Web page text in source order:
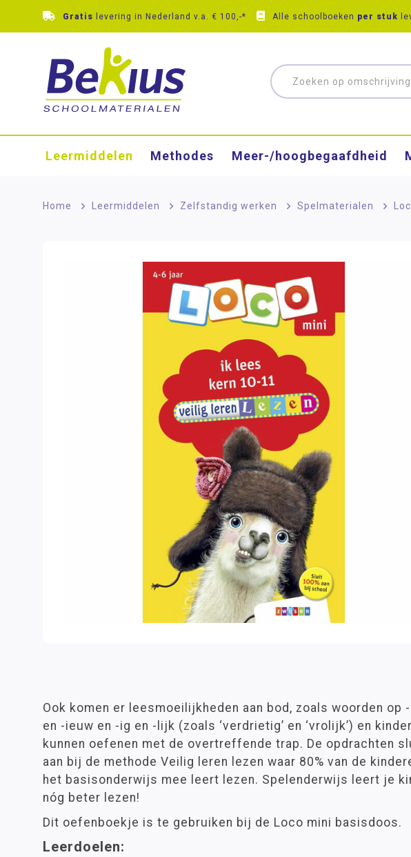
Gratis levering in Nederland v.a. € 100,-* Alle schoolboeken per stuk
Leermiddelen Methodes Meer-/hoog­begaafdheid
Home > Leermiddelen > Zelfstandig werken > Spelmaterialen >
Ook komen er leesmoeilijkheden aan bod, zoals woorden op
en -ieuw en -ig en -lijk (zoals ‘verdrietig’ en ‘vrolijk’) en
kunnen oefenen met de overtreffende trap. De opdrachten
aan bij de methode Veilig leren lezen waar 80% van de
het basisonderwijs mee leert lezen. Spelenderwijs leert je
nóg beter lezen!
Dit oefenboekje is te gebruiken bij de Loco mini basisdoos.
Leerdoelen: